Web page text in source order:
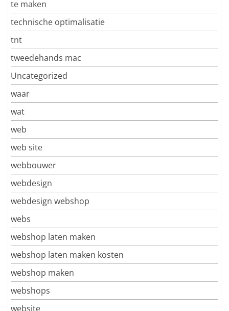
te maken
technische optimalisatie
tnt
tweedehands mac
Uncategorized
waar
wat
web
web site
webbouwer
webdesign
webdesign webshop
webs
webshop laten maken
webshop laten maken kosten
webshop maken
webshops
website